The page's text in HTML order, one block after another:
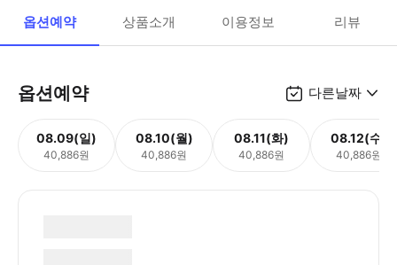
옵션예약 상품소개 이용정보 리뷰
옵션예약 다른날짜
08.09(일)
40,886원
08.10(월)
40,886원
08.11(화)
40,886원
08.12(수)
40,886원